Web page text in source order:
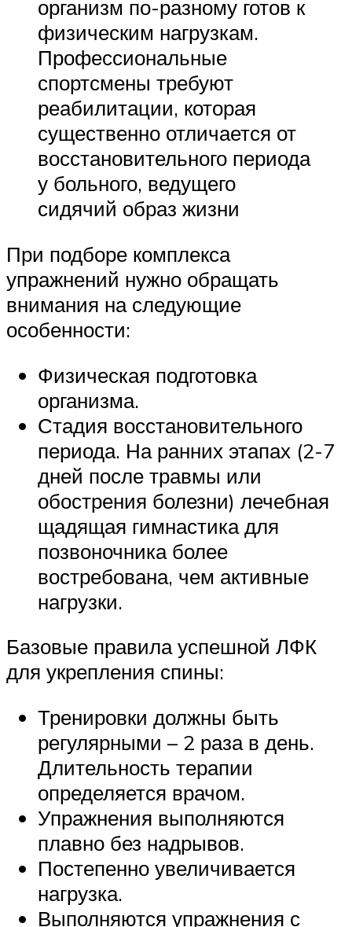
организм по-разному готов к
физическим нагрузкам.
Профессиональные
спортсмены требуют
реабилитации, которая
существенно отличается от
восстановительного периода
у больного, ведущего
сидячий образ жизни
При подборе комплекса
упражнений нужно обращать
внимания на следующие
особенности:
Физическая подготовка
организма.
Стадия восстановительного
периода. На ранних этапах (2-7
дней после травмы или
обострения болезни) лечебная
щадящая гимнастика для
позвоночника более
востребована, чем активные
нагрузки.
Базовые правила успешной ЛФК
для укрепления спины:
Тренировки должны быть
регулярными – 2 раза в день.
Длительность терапии
определяется врачом.
Упражнения выполняются
плавно без надрывов.
Постепенно увеличивается
нагрузка.
Выполняются упражнения с